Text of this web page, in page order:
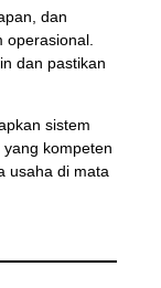
dan
dan pastikan
sistem
kompeten
usaha di mata